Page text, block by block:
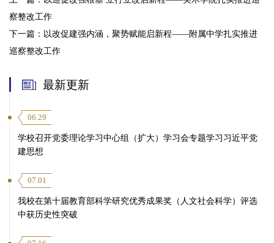
察整改工作
下一篇： 以改促建强内涵，聚势赋能启新程——附属中学扎实推进​
巡察整改工作
最新更新
06.29
学校召开党委理论学习中心组（扩大）学习会专题学习习近平党
建思想
07.01
我校在第十届教育部科学研究优秀成果奖（人文社会科学）评选
中获历史性突破